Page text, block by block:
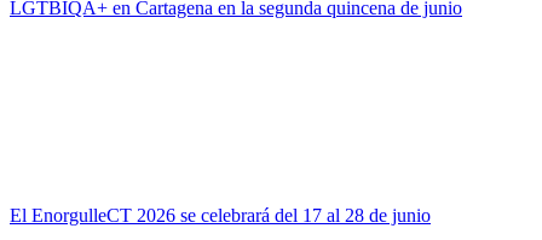
LGTBIQA+ en Cartagena en la segunda quincena de junio
El EnorgulleCT 2026 se celebrará del 17 al 28 de junio